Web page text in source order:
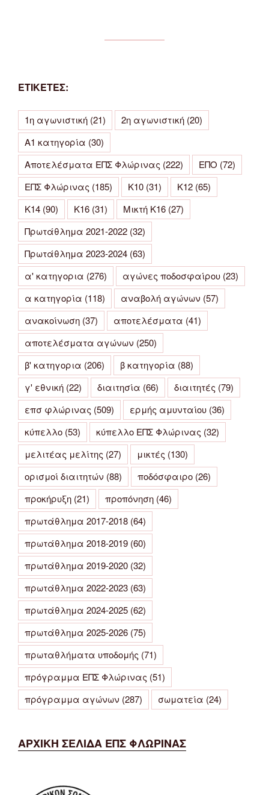
ΕΤΙΚΕΤΕΣ:
1η αγωνιστική (21) 2η αγωνιστική (20)
Α1 κατηγορία (30)
Αποτελέσματα ΕΠΣ Φλώρινας (222) ΕΠΟ (72)
ΕΠΣ Φλώρινας (185) Κ10 (31) Κ12 (65)
Κ14 (90) Κ16 (31) Μικτή Κ16 (27)
Πρωτάθλημα 2021-2022 (32)
Πρωτάθλημα 2023-2024 (63)
α' κατηγορια (276) αγώνες ποδοσφαίρου (23)
α κατηγορία (118) αναβολή αγώνων (57)
ανακοίνωση (37) αποτελέσματα (41)
αποτελέσματα αγώνων (250)
β' κατηγορια (206) β κατηγορία (88)
γ' εθνική (22) διαιτησία (66) διαιτητές (79)
επσ φλώρινας (509) ερμής αμυνταίου (36)
κύπελλο (53) κύπελλο ΕΠΣ Φλώρινας (32)
μελιτέας μελίτης (27) μικτές (130)
ορισμοί διαιτητών (88) ποδόσφαιρο (26)
προκήρυξη (21) προπόνηση (46)
πρωτάθλημα 2017-2018 (64)
πρωτάθλημα 2018-2019 (60)
πρωτάθλημα 2019-2020 (32)
πρωτάθλημα 2022-2023 (63)
πρωτάθλημα 2024-2025 (62)
πρωτάθλημα 2025-2026 (75)
πρωταθλήματα υποδομής (71)
πρόγραμμα ΕΠΣ Φλώρινας (51)
πρόγραμμα αγώνων (287) σωματεία (24)
ΑΡΧΙΚΗ ΣΕΛΙΔΑ ΕΠΣ ΦΛΩΡΙΝΑΣ